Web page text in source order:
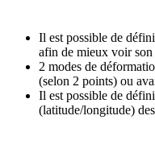
Il est possible de
afin de mieux voir
2 modes de
(selon 2 points) ou
Il est possible de
(latitude/longitude)